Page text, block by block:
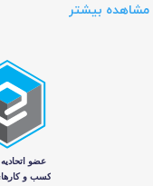
مشاهده بیشتر